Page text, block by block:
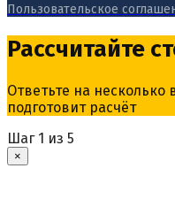
Пользовательское
Рассчитайте
Ответьте на
подготовит расчёт
Шаг 1 из 5
×